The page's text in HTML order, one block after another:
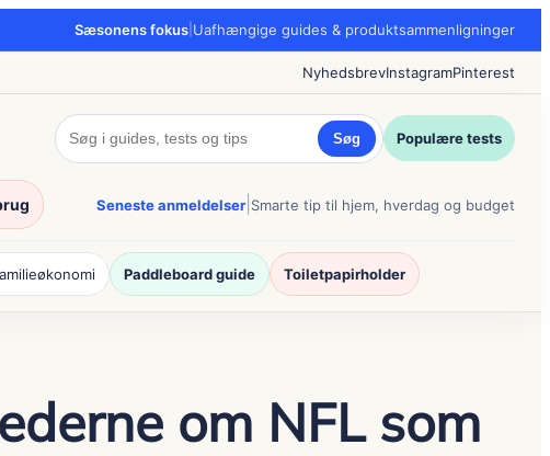
Sæsonens fokus Uafhængige guides & produktsammenligninger
NyhedsbrevInstagramPinterest
Søg Populære tests
Seneste anmeldelser Smarte tip til hjem, hverdag og budget
Paddleboard guide Toiletpapirholder
om NFL som